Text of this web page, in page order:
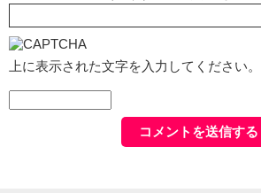
上に表示された文字を入力してください。